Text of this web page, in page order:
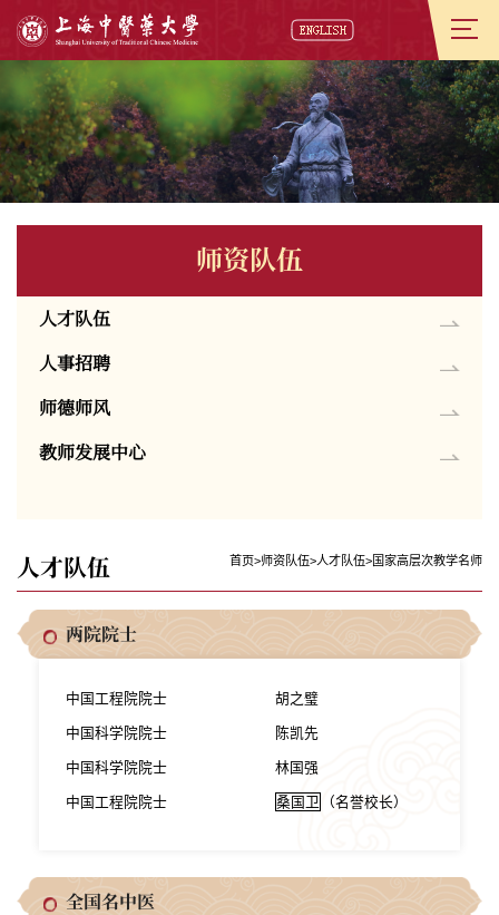
师资队伍
人才队伍
人事招聘
师德师风
教师发展中心
人才队伍 首页>师资队伍>人才队伍>国家高层次教学名师
两院院士
中国工程院院士 胡之璧
中国科学院院士 陈凯先
中国科学院院士 林国强
中国工程院院士 桑国卫 （名誉校长）
全国名中医